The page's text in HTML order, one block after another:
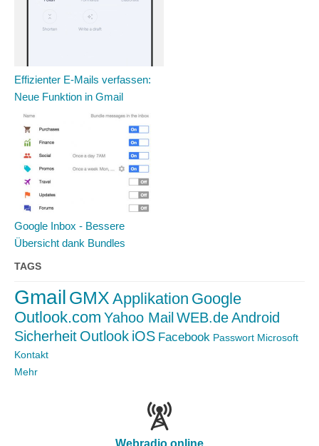
Effizienter E-Mails verfassen:
Neue Funktion in Gmail
Google Inbox - Bessere
Übersicht dank Bundles
TAGS
Gmail GMX Applikation Google
Outlook.com Yahoo MailWEB.deAndroid
Sicherheit Outlook iOS Facebook Passwort Microsoft
Kontakt
Mehr
Webradio online